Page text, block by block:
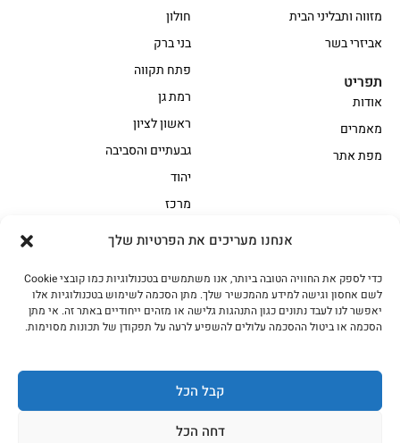
אנחנו מעריכים את הפרטיות שלך
כדי לספק את החוויה הטובה ביותר, אנו משתמשים בטכנולוגיות כמו קובצי Cookie
לשם אחסון וגישה למידע מהמכשיר שלך. מתן הסכמה לשימוש בטכנולוגיות אלו
יאפשר לנו לעבד נתונים כגון התנהגות גלישה או מזהים ייחודיים באתר זה. אי מתן
הסכמה או ביטול ההסכמה עלולים להשפיע לרעה על תפקודן של תכונות מסוימות.
קבל הכל
דחה הכל
אווז
בשר בקר משובח
בשר בקר עגלה משובח
בשר למעשנת
הודו
חלקים אחוריים
מיוחדי מסורת1
נתחי פנים
עוף
חולון
בני ברק
פתח תקווה
רמת גן
ראשון לציון
גבעתיים והסביבה
יהוד
מרכז
מזווה ותבליני הבית
אביזרי בשר
תפריט
אודות
מאמרים
מפת אתר